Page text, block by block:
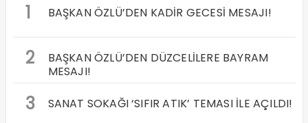
1 BAŞKAN ÖZLÜ’DEN KADİR GECESİ MESAJI!
2
BAŞKAN ÖZLÜ’DEN DÜZCELİLERE BAYRAM
MESAJI!
3 SANAT SOKAĞI ‘SIFIR ATIK’ TEMASI İLE AÇILDI!